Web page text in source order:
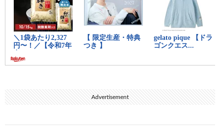
時代を越える名無しザウルス 2023/04/27(木) 21:36:04.65
ID:34yR5Sl20
へー消しゴム食うのかあいつら
時代を越える名無しザウルス
2023/04/27(木) 21:37:22.90
Advertisement